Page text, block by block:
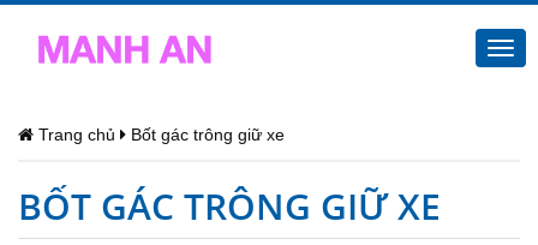
Trang chủ Bốt gác trông giữ xe
BỐT GÁC TRÔNG GIỮ XE